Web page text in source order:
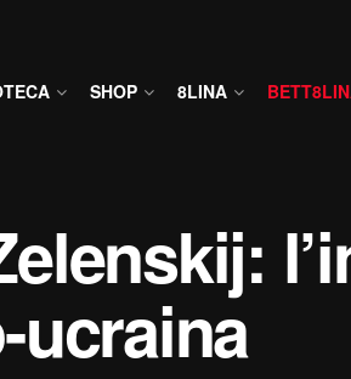
SHOP 8LINA
ucraina